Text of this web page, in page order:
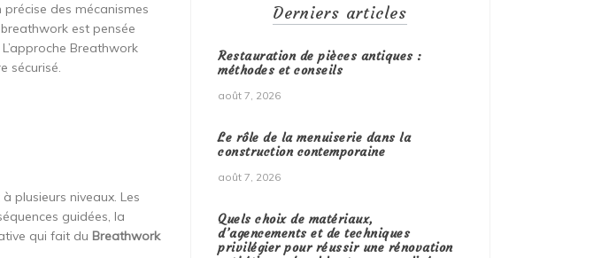
des mécanismes
est pensée
Breathwork
sécurisé.
plusieurs niveaux. Les
guidées, la
qui fait du Breathwork
Derniers articles
Restauration de pièces antiques :
méthodes et conseils
août 7, 2026
Le rôle de la menuiserie dans la
construction contemporaine
août 7, 2026
Quels choix de matériaux,
d’agencements et de techniques
privilégier pour réussir une rénovation